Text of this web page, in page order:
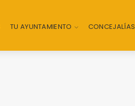
TU AYUNTAMIENTO CONCEJALÍAS